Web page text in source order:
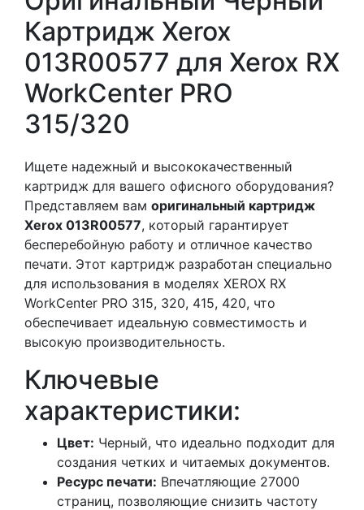
Картридж Xerox
013R00577 для Xerox RX
WorkCenter PRO
315/320
Ищете надежный и высококачественный
картридж для вашего офисного оборудования?
Представляем вам оригинальный картридж
Xerox 013R00577, который гарантирует
бесперебойную работу и отличное качество
печати. Этот картридж разработан специально
для использования в моделях XEROX RX
WorkCenter PRO 315, 320, 415, 420, что
обеспечивает идеальную совместимость и
высокую производительность.
Ключевые
характеристики:
Цвет: Черный, что идеально подходит для
создания четких и читаемых документов.
Ресурс печати: Впечатляющие 27000
страниц, позволяющие снизить частоту